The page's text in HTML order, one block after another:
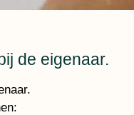
de eigenaar.